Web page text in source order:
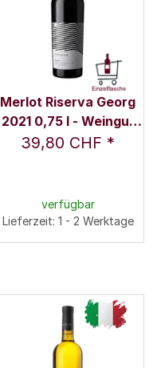
Merlot Riserva Georg
2021 0,75 l - Weingut
Nicolussi-Leck
39,80 CHF *
verfügbar
Lieferzeit: 1 - 2 Werktage